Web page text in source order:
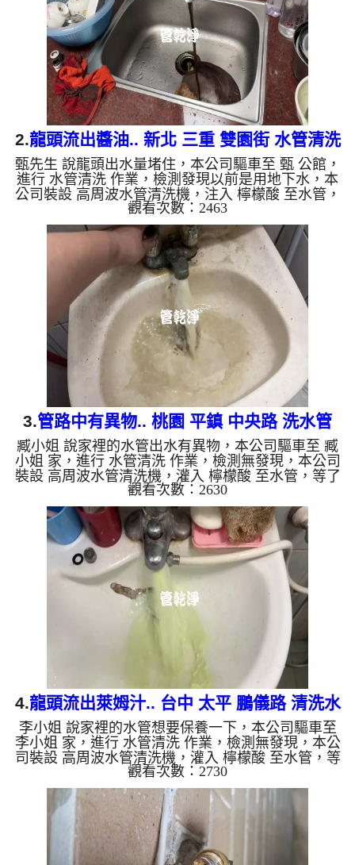
錳，管壁上會結成黑色管垢，洗出來的水會跟石油一
樣黑，有些洗出綠色的水，是因為裡面有銅的物質，
生鏽產生銅綠，如是藍色...
2.龍頭流出醬油.. 新北 三重 雙園街 水管清洗
甄先生 說龍頭出水量堵住，本公司驅車至 甄 公館，
進行 水管清洗 作業，檢測發現以前是用地下水，本
公司裝設 高周波水管清洗機，注入 檸檬酸 至水管，
等了約15分，開啟 水管清洗機 ，啟動 螺旋波 模式，
一洗水管就流出黑色髒水，看起來就像是醬油，越洗
顏色就越黑，兩個多小時後，出水量恢復正常了。
如是自來水，如水管老化，會產生鐵鏽跟泥沙堆積，
洗出來的水就會是咖啡色，地下水含有氧化錳，管壁
上會結成黑色管垢，洗出來的水會跟石油一樣黑，有
些洗出綠色的水，是因為裡面有銅的物質，生鏽產生
銅綠，如是藍色的...
觀看次數：2463
3.管路中有異物.. 桃園 平鎮 中央路 洗水管
臧小姐 說家裡的水管出水有異物，本公司驅車至 臧
小姐 家，進行 水管清洗 作業，檢測無發現，本公司
裝設 高周波水管清洗機，灌入 檸檬酸 至水管，等了
約15分，開啟 水管清洗機 ，啟動 螺旋波 模式，一開
始就流出泥水，髒水源源不絕，兩個多小時後，出水
變乾淨出水量也變大了。 如是自來水，如水管老
化，會產生鐵鏽跟泥沙堆積，洗出來的水就會是咖啡
色，地下水含有氧化錳，管壁上會結成黑色管垢，洗
出來的水會跟石油一樣黑，有些洗出綠色的水，是因
為裡面有銅的物質，生鏽產生銅綠，如是藍色的水，
是因為水龍頭合金的...
觀看次數：2630
4.龍頭流出萊姆汁.. 台中 太平 鵬儀路 清洗水
管
李小姐 說家裡的水管想要保養一下，本公司驅車至
李小姐 家，進行 水管清洗 作業，檢測無發現，本公
司裝設 高周波水管清洗機，灌入 檸檬酸 至水管，等
了約15分，開啟 水管清洗機 ，啟動 螺旋波 模式，一
開始就流出白色泡沫水，忽然變成綠色，就像是萊姆
汁，最後變成土色，兩個多小時後，出水變乾淨出水
量也變大了。 如是自來水，如水管老化，會產生鐵
鏽跟泥沙堆積，洗出來的水就會是咖啡色，地下水含
有氧化錳，管壁上會結成黑色管垢，洗出來的水會跟
觀看次數：2730